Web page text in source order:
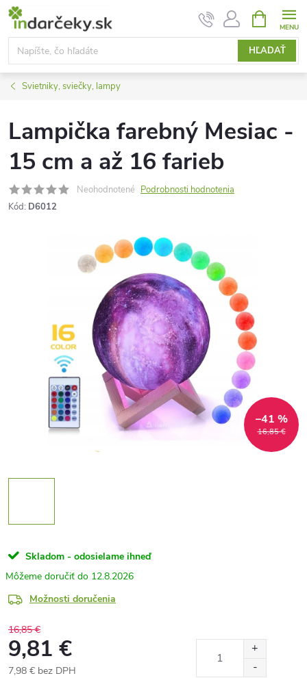
Prejsť
obsah
HĽADAŤ
KOŠÍK
Svietniky, sviečky, lampy
Lampička farebný Mesiac -
15 cm a až 16 farieb
Neohodnotené Podrobnosti hodnotenia
Kód: D6012
16,85 €
–41 %
Skladom - odosielame ihneď
12.8.2026
Možnosti doručenia
16,85 €
9,81 €
7,98 € bez DPH